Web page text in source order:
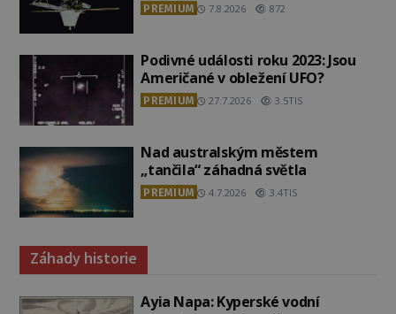
PREMIUM 7.8.2026 872
Podivné události roku 2023: Jsou
Američané v obležení UFO?
PREMIUM 27.7.2026 3.5TIS
Nad australským městem
„tančila“ záhadná světla
PREMIUM 4.7.2026 3.4TIS
Záhady historie
Ayia Napa: Kyperské vodní